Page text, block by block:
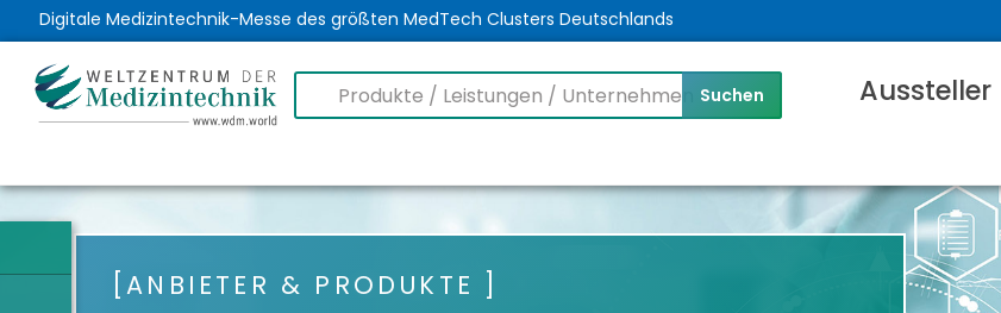
Digitale Medizintechnik-Messe des größten MedTech Clusters Deutschlands
Aussteller
ANBIETER & PRODUKTE